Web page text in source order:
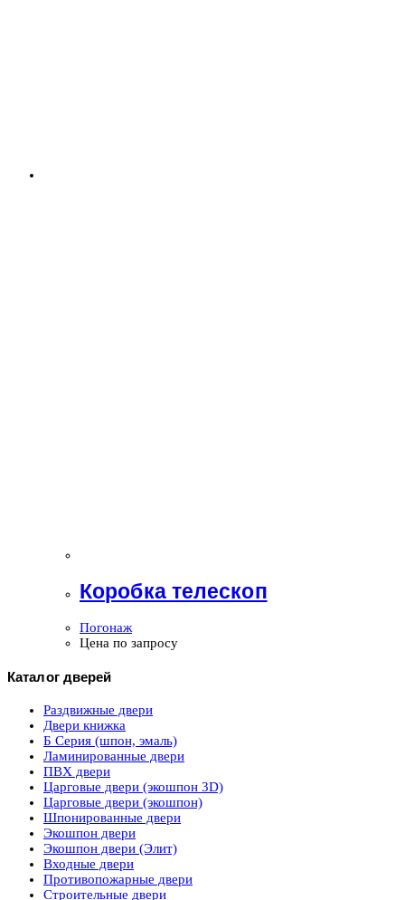
Коробка телескоп
Погонаж
Цена по запросу
Каталог дверей
Раздвижные двери
Двери книжка
Б Серия (шпон, эмаль)
Ламинированные двери
ПВХ двери
Царговые двери (экошпон 3D)
Царговые двери (экошпон)
Шпонированные двери
Экошпон двери
Экошпон двери (Элит)
Входные двери
Противопожарные двери
Строительные двери